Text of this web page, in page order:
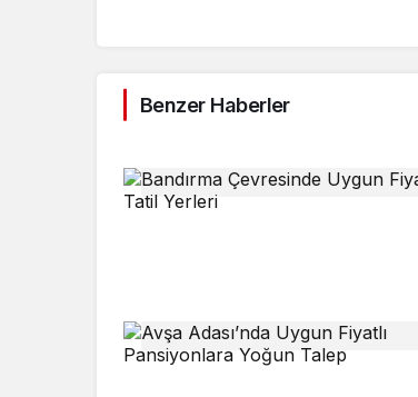
Benzer Haberler